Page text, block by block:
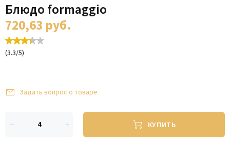
Блюдо formaggio
720,63 руб.
(3.3/5)
Задать вопрос о товаре
КУПИТЬ